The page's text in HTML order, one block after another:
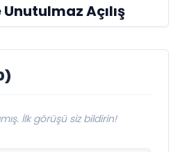
Unutulmaz Açılış
İlk görüşü siz bildirin!